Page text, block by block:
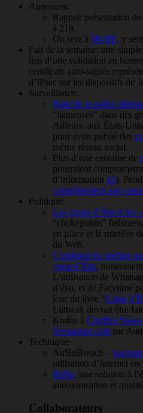
Annonces:
Rappel: présentation de
à 21h.
On sera à HOPE, y
Fail de la semaine: une simple
lieu d’une validation en
certificats auto-signés
d’IPsec sur les dispositifs de
Surveillance:
Raid de la police
“haineuses” dans des
Ailleurs, aux États-
pour avoir publié des
même réseau social.
Plus d’une centaine de
pourraient
d’information ici).
complètement son
Politique:
Les coups d’état et les
“chokepoints”
en place et la manière
du Web.
Comment les médias
coup d’État,
L’utilisation de
d’état, et de Facetime
jour du livre “Coup
Luttwak devrait être
Kudos à Conflict News
liveuamap.com sur
Technique:
AirBnBreach –
utilisation d’Internet en
Riffle, une solution à
anonymisation et
Collaborateurs